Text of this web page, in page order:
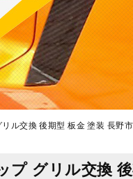
ル交換 後期型 板金 塗装 長野市
プ グリル交換